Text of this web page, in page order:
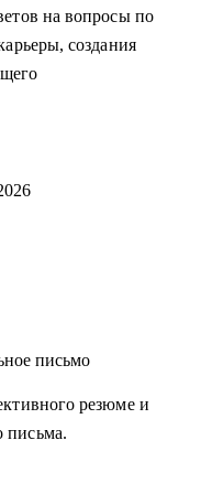
директор
по продажам
доктор, который
проблемы в
выявить сильные
актуальное решение, а
на вопросы по
создания
письмо
резюме и
письма.